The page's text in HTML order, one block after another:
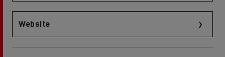
Website